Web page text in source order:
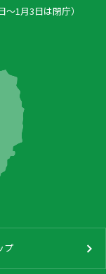
1月3日は閉庁）
プ